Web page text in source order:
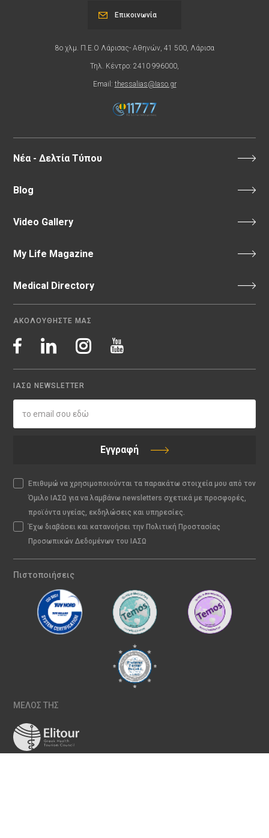
8ο χλμ. Π.Ε.Ο Λάρισας- Αθηνών, 41 500, Λάρισα
Τηλ. Κέντρο: 2410 996000,
Email: thessalias@Iaso.gr
Επικοινωνία
Νέα - Δελτία Τύπου
Blog
Video Gallery
My Life Magazine
Medical Directory
ΑΚΟΛΟΥΘΗΣΤΕ ΜΑΣ
ΙΑΣΩ NEWSLETTER
Εγγραφή
Επιθυμώ να χρησιμοποιούνται τα παρακάτω στοιχεία μου από τον
Όμιλο ΙΑΣΩ για να λαμβάνω newsletters σχετικά με προσφορές,
προϊόντα υγείας, εκδηλώσεις και υπηρεσίες.
Έχω διαβάσει και κατανοήσει την Πολιτική Προστασίας
Προσωπικών Δεδομένων του ΙΑΣΩ
Πιστοποιήσεις
ΜΕΛΟΣ ΤΗΣ